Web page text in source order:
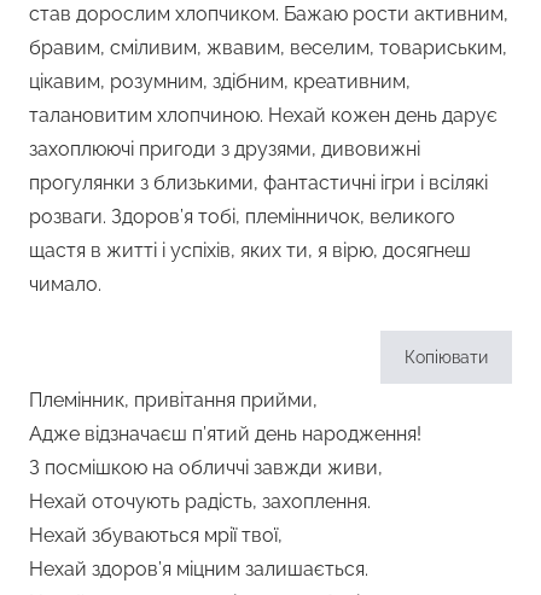
став дорослим хлопчиком. Бажаю рости активним,
бравим, сміливим, жвавим, веселим, товариським,
цікавим, розумним, здібним, креативним,
талановитим хлопчиною. Нехай кожен день дарує
захоплюючі пригоди з друзями, дивовижні
прогулянки з близькими, фантастичні ігри і всілякі
розваги. Здоров’я тобі, племінничок, великого
щастя в житті і успіхів, яких ти, я вірю, досягнеш
чимало.
Копіювати
Племінник, привітання прийми,
Адже відзначаєш п’ятий день народження!
З посмішкою на обличчі завжди живи,
Нехай оточують радість, захоплення.
Нехай збуваються мрії твої,
Нехай здоров’я міцним залишається.